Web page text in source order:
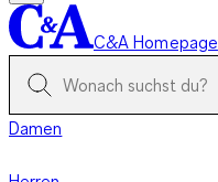
C&A Homepage
Damen